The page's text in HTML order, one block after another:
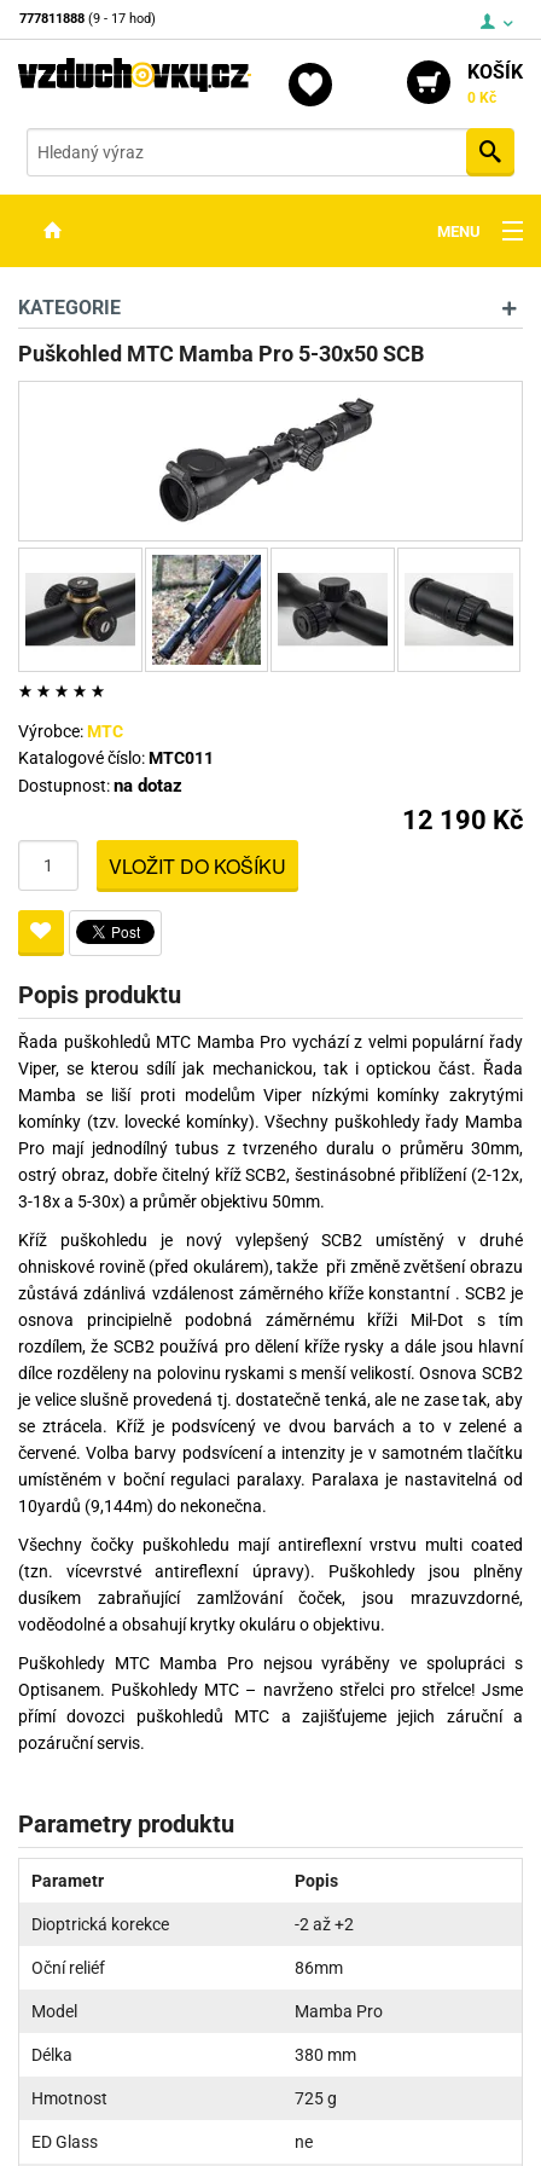
777811888 (9 - 17 hod)
KOŠÍK
0 Kč
MENU
OPTIKA
STŘELIVO
DETEKTORY KOVŮ
KATEGORIE
Puškohled MTC Mamba Pro 5-30x50 SCB
Výrobce:MTC
Katalogové číslo:MTC011
Dostupnost:na dotaz
12 190 Kč
VLOŽIT DO KOŠÍKU
Popis produktu
Řada puškohledů MTC Mamba Pro vychází z velmi populární řady
Viper, se kterou sdílí jak mechanickou, tak i optickou část. Řada
Mamba se liší proti modelům Viper nízkými komínky zakrytými
komínky (tzv. lovecké komínky). Všechny puškohledy řady Mamba
Pro mají jednodílný tubus z tvrzeného duralu o průměru 30mm,
ostrý obraz, dobře čitelný kříž SCB2, šestinásobné přiblížení (2-12x,
3-18x a 5-30x) a průměr objektivu 50mm.
Kříž puškohledu je nový vylepšený SCB2 umístěný v druhé
ohniskové rovině (před okulárem), takže při změně zvětšení obrazu
zůstává zdánlivá vzdálenost záměrného kříže konstantní . SCB2 je
osnova principielně podobná záměrnému kříži Mil-Dot s tím
rozdílem, že SCB2 používá pro dělení kříže rysky a dále jsou hlavní
dílce rozděleny na polovinu ryskami s menší velikostí. Osnova SCB2
je velice slušně provedená tj. dostatečně tenká, ale ne zase tak, aby
se ztrácela. Kříž je podsvícený ve dvou barvách a to v zelené a
červené. Volba barvy podsvícení a intenzity je v samotném tlačítku
umístěném v boční regulaci paralaxy. Paralaxa je nastavitelná od
10yardů (9,144m) do nekonečna.
Všechny čočky puškohledu mají antireflexní vrstvu multi coated
(tzn. vícevrstvé antireflexní úpravy). Puškohledy jsou plněny
dusíkem zabraňující zamlžování čoček, jsou mrazuvzdorné,
voděodolné a obsahují krytky okuláru o objektivu.
Puškohledy MTC Mamba Pro nejsou vyráběny ve spolupráci s
Optisanem. Puškohledy MTC – navrženo střelci pro střelce! Jsme
přímí dovozci puškohledů MTC a zajišťujeme jejich záruční a
pozáruční servis.
Parametry produktu
Parametr Popis
Dioptrická korekce -2 až +2
Oční reliéf 86mm
Model Mamba Pro
Délka 380 mm
Hmotnost 725 g
ED Glass ne